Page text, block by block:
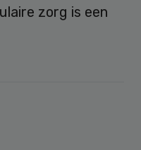
zorg is een